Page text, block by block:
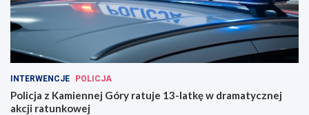
INTERWENCJE POLICJA
Policja z Kamiennej Góry ratuje 13-latkę w dramatycznej
akcji ratunkowej